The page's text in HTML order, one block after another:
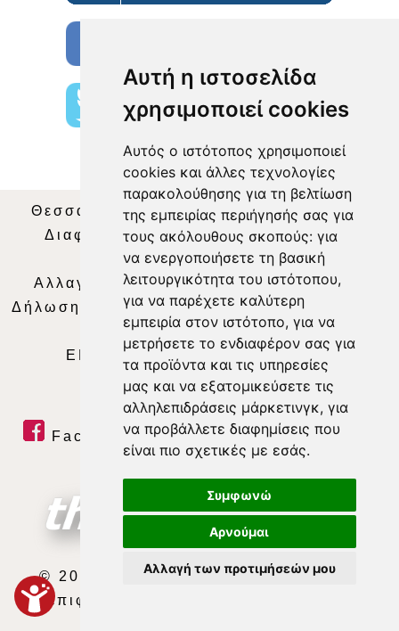
Αυτή η ιστοσελίδα
χρησιμοποιεί cookies
Αυτός ο ιστότοπος χρησιμοποιεί
cookies και άλλες τεχνολογίες
παρακολούθησης για τη βελτίωση
της εμπειρίας περιήγησής σας για
τους ακόλουθους σκοπούς: για
να ενεργοποιήσετε τη βασική
λειτουργικότητα του ιστότοπου,
για να παρέχετε καλύτερη
εμπειρία στον ιστότοπο, για να
μετρήσετε το ενδιαφέρον σας για
τα προϊόντα και τις υπηρεσίες
μας και να εξατομικεύσετε τις
αλληλεπιδράσεις μάρκετινγκ, για
να προβάλλετε διαφημίσεις που
είναι πιο σχετικές με εσάς.
Συμφωνώ
Αρνούμαι
Αλλαγή των προτιμήσεών μου
Θεσσαλία Τηλεόραση|SNG Services
Διαφήμιση| Όροι Χρήσης|Δήλωση
Απορρήτου|Περιεχόμενο
Αλλαγή Προτιμήσεων για τα Cookies
Δήλωση συμμόρφωσης με τη σύσταση (ΕΕ)
2018/334|Ταυτότητα
ΕΝΗΜΕΡΩΣΗ
WEB TV | LIVE
Facebook| Twitter| Youtube
© 2026 ΘΕΣΣΑΛΙΑ ΤΗΛΕΟΡΑΣΗ Α.Ε.
Με επιφύλαξη κάθε νόμιμου δικαιώματος.